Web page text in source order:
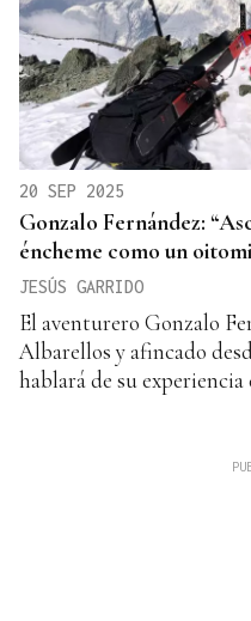
20 SEP 2025
Gonzalo Fernández:
éncheme como un
JESÚS GARRIDO
El aventurero Gonzalo
Albarellos y afincado
hablará de su experiencia